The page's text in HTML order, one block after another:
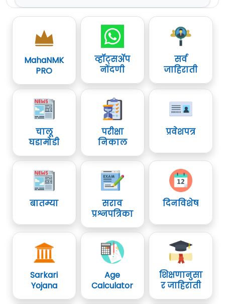
MahaNMK
PRO
व्हॉट्सॲप
नोंदणी
सर्व
जाहिराती
चालू
घडामोडी
परीक्षा
निकाल
प्रवेशपत्र
बातम्या
सराव
प्रश्नपत्रिका
दिनविशेष
Sarkari
Yojana
Age
Calculator
शिक्षणानुसा
र जाहिराती